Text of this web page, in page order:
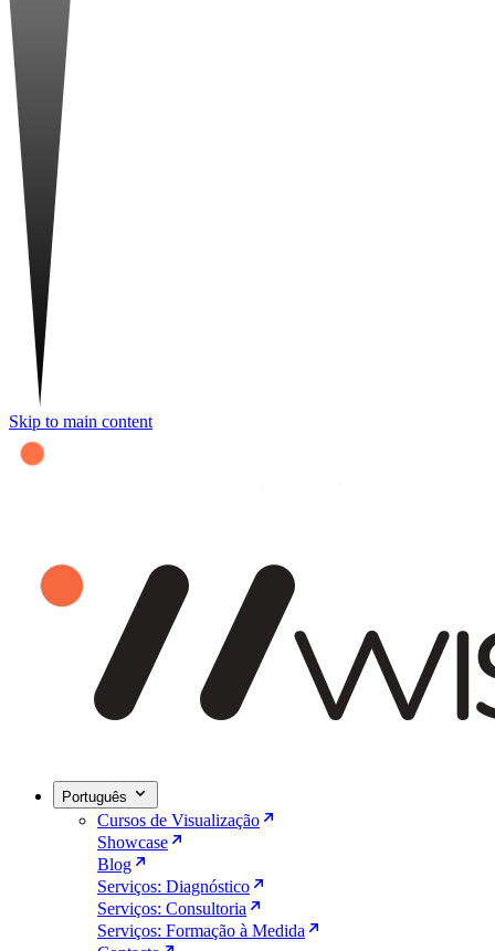
Skip to main content
Português
Cursos de Visualização
Showcase
Blog
Serviços: Diagnóstico
Serviços: Consultoria
Serviços: Formação à Medida